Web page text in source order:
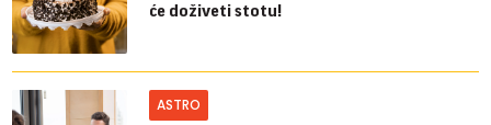
će doživeti stotu!
ASTRO